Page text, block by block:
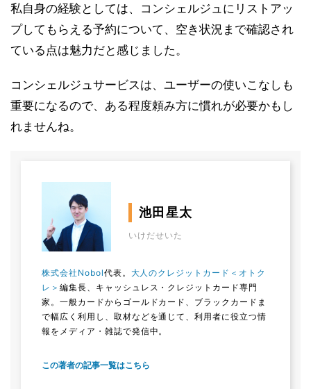
私自身の経験としては、コンシェルジュにリストアッ
プしてもらえる予約について、空き状況まで確認され
ている点は魅力だと感じました。
コンシェルジュサービスは、ユーザーの使いこなしも
重要になるので、ある程度頼み方に慣れが必要かもし
れませんね。
池田星太
いけだせいた
株式会社Nobol代表。 大人のクレジットカード＜オトク
レ＞ 編集長、キャッシュレス・クレジットカード専門
家。一般カードからゴールドカード、ブラックカードま
で幅広く利用し、取材などを通じて、利用者に役立つ情
報をメディア・雑誌で発信中。
この著者の記事一覧はこちら